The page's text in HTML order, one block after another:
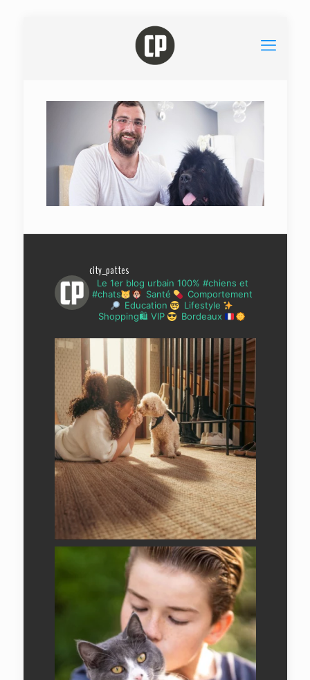
city_pattes
Le 1er blog urbain 100% #chiens et
#chats
Santé
Comportement
Education
Lifestyle
Shopping🛍 VIP
Bordeaux